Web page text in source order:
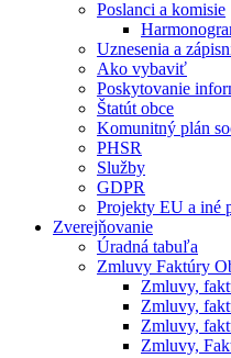
Poslanci a komisie
Uznesenia a
Ako vybaviť
Poskytovanie
Štatút obce
Komunitný plán
PHSR
Služby
GDPR
Projekty EU a iné
Zverejňovanie
Úradná tabuľa
Zmluvy Faktúry
Zmluvy,
Zmluvy,
Zmluvy,
Zmluvy,